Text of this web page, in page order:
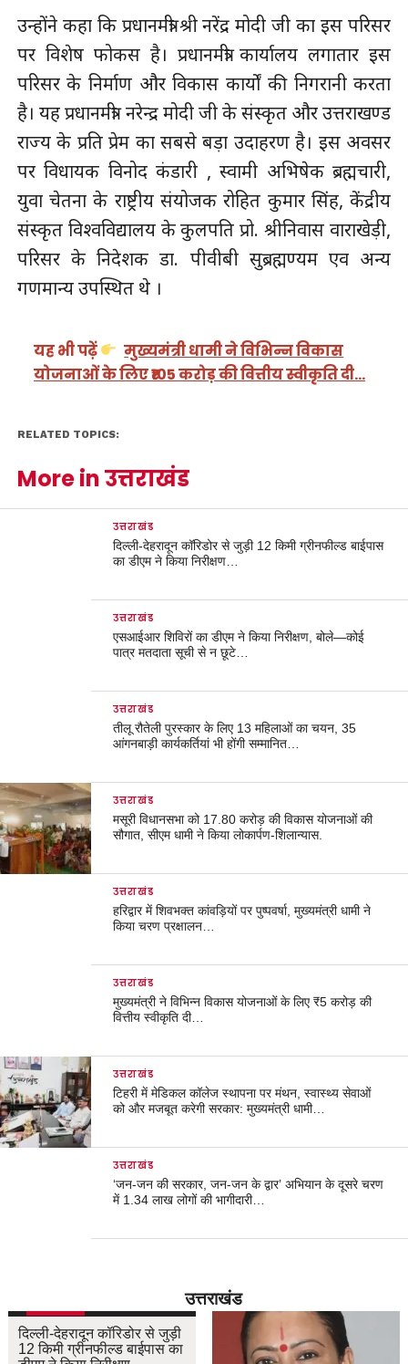
उन्होंने कहा कि प्रधानमंत्री श्री नरेंद्र मोदी जी का इस परिसर
पर विशेष फोकस है। प्रधानमंत्री कार्यालय लगातार इस
परिसर के निर्माण और विकास कार्यों की निगरानी करता
है। यह प्रधानमंत्री नरेन्द्र मोदी जी के संस्कृत और उत्तराखण्ड
राज्य के प्रति प्रेम का सबसे बड़ा उदाहरण है। इस अवसर
पर विधायक विनोद कंडारी , स्वामी अभिषेक ब्रह्मचारी,
युवा चेतना के राष्ट्रीय संयोजक रोहित कुमार सिंह, केंद्रीय
संस्कृत विश्वविद्यालय के कुलपति प्रो. श्रीनिवास वाराखेड़ी,
परिसर के निदेशक डा. पीवीबी सुब्रह्मण्यम एव अन्य
गणमान्य उपस्थित थे ।
यह भी पढ़ें
मुख्यमंत्री धामी ने विभिन्न विकास
योजनाओं के लिए ₹105 करोड़ की वित्तीय स्वीकृति दी…
RELATED TOPICS:
More in उत्तराखंड
उत्तराखंड
दिल्ली-देहरादून कॉरिडोर से जुड़ी 12 किमी ग्रीनफील्ड बाईपास
का डीएम ने किया निरीक्षण…
उत्तराखंड
एसआईआर शिविरों का डीएम ने किया निरीक्षण, बोले—कोई
पात्र मतदाता सूची से न छूटे…
उत्तराखंड
तीलू रौतेली पुरस्कार के लिए 13 महिलाओं का चयन, 35
आंगनबाड़ी कार्यकर्तियां भी होंगी सम्मानित…
उत्तराखंड
मसूरी विधानसभा को 17.80 करोड़ की विकास योजनाओं की
सौगात, सीएम धामी ने किया लोकार्पण-शिलान्यास.
उत्तराखंड
हरिद्वार में शिवभक्त कांवड़ियों पर पुष्पवर्षा, मुख्यमंत्री धामी ने
किया चरण प्रक्षालन…
उत्तराखंड
मुख्यमंत्री ने विभिन्न विकास योजनाओं के लिए ₹5 करोड़ की
वित्तीय स्वीकृति दी…
उत्तराखंड
टिहरी में मेडिकल कॉलेज स्थापना पर मंथन, स्वास्थ्य सेवाओं
को और मजबूत करेगी सरकार: मुख्यमंत्री धामी…
उत्तराखंड
‘जन-जन की सरकार, जन-जन के द्वार’ अभियान के दूसरे चरण
में 1.34 लाख लोगों की भागीदारी…
उत्तराखंड
दिल्ली-देहरादून कॉरिडोर से जुड़ी
12 किमी ग्रीनफील्ड बाईपास का